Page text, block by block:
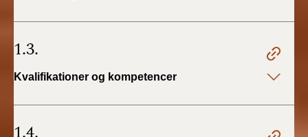
1.3.
Kvalifikationer og kompetencer